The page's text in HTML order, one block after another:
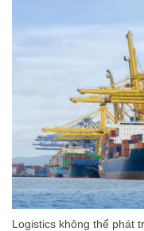
Logistics không thể phát